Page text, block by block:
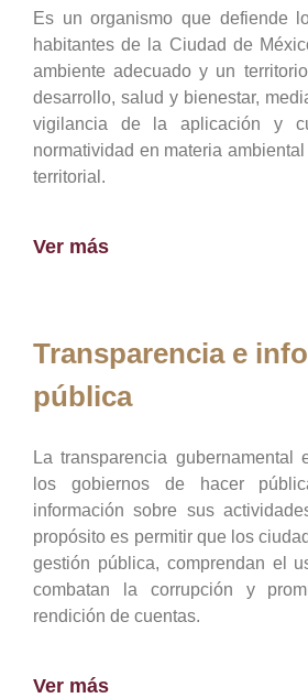
Es un organismo que defiende
habitantes de la Ciudad de
ambiente adecuado y un
desarrollo, salud y bienestar,
vigilancia de la aplicación y
normatividad en materia
territorial.
Ver más
Transparencia e
pública
La transparencia gubernamental
los gobiernos de hacer
información sobre sus
propósito es permitir que los
gestión pública, comprendan el
combatan la corrupción y
rendición de cuentas.
Ver más